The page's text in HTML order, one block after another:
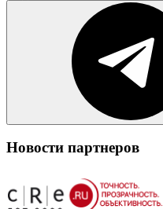
Новости партнеров